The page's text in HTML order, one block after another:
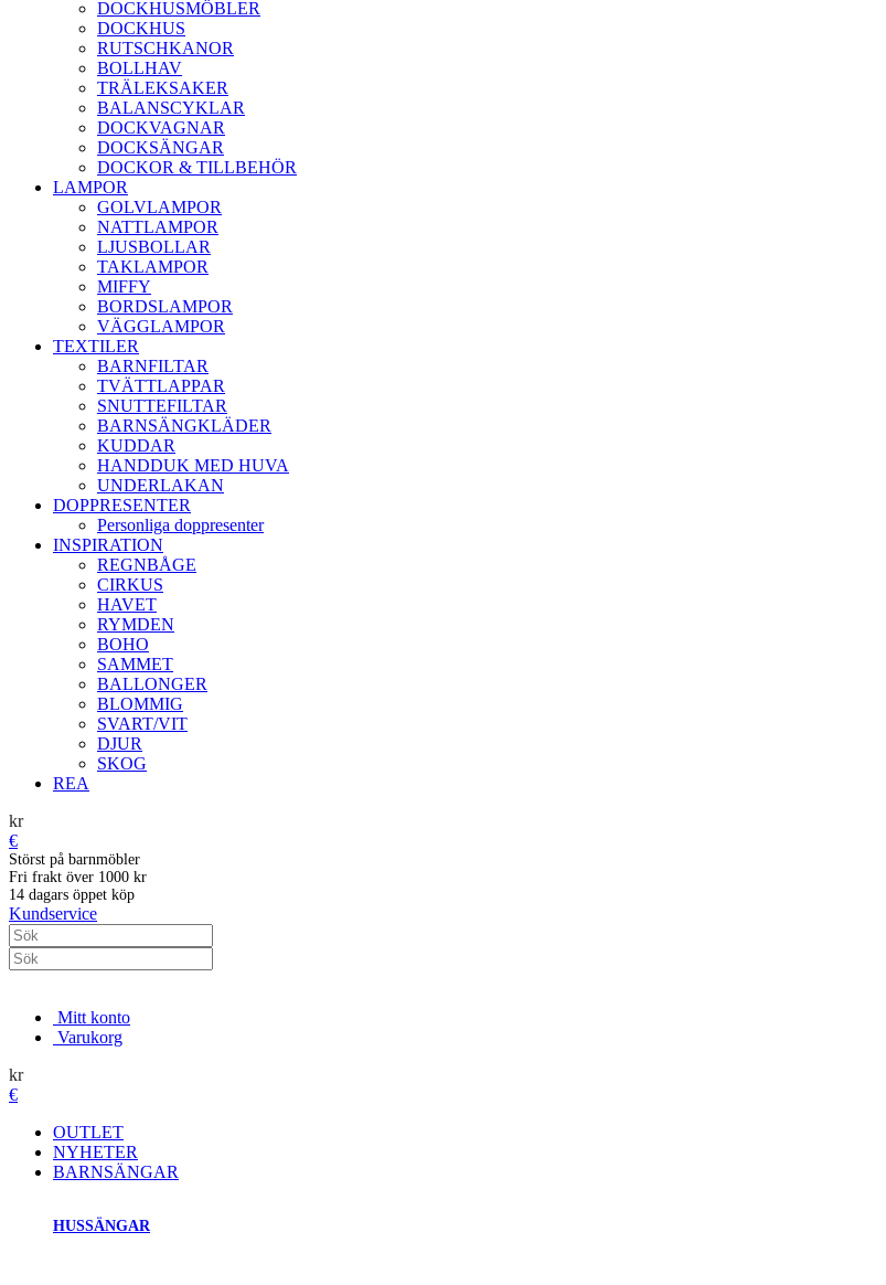
DOCKHUSMÖBLER
DOCKHUS
RUTSCHKANOR
BOLLHAV
TRÄLEKSAKER
BALANSCYKLAR
DOCKVAGNAR
DOCKSÄNGAR
DOCKOR & TILLBEHÖR
LAMPOR
GOLVLAMPOR
NATTLAMPOR
LJUSBOLLAR
TAKLAMPOR
MIFFY
BORDSLAMPOR
VÄGGLAMPOR
TEXTILER
BARNFILTAR
TVÄTTLAPPAR
SNUTTEFILTAR
BARNSÄNGKLÄDER
KUDDAR
HANDDUK MED HUVA
UNDERLAKAN
DOPPRESENTER
Personliga doppresenter
INSPIRATION
REGNBÅGE
CIRKUS
HAVET
RYMDEN
BOHO
SAMMET
BALLONGER
BLOMMIG
SVART/VIT
DJUR
SKOG
REA
kr
€
Störst på barnmöbler
Fri frakt över 1000 kr
14 dagars öppet köp
Kundservice
Mitt konto
Varukorg
kr
€
OUTLET
NYHETER
BARNSÄNGAR
HUSSÄNGAR